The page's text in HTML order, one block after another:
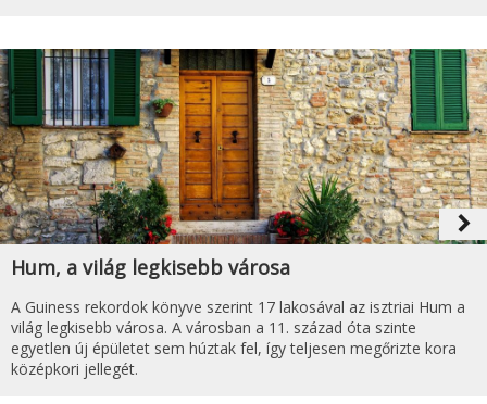
navigate_next
Hum, a világ legkisebb városa
A Guiness rekordok könyve szerint 17 lakosával az isztriai Hum a
világ legkisebb városa. A városban a 11. század óta szinte
egyetlen új épületet sem húztak fel, így teljesen megőrizte kora
középkori jellegét.